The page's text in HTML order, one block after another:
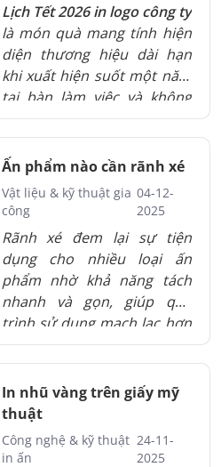
Lịch Tết 2026 in logo công ty
là món quà mang tính hiện
diện thương hiệu dài hạn
khi xuất hiện suốt một năm
tại bàn làm việc và không
gian sống. Đây là sản phẩm
tạo thiện cảm tự nhiên mà
không gây cảm giác quảng
cáo. Doanh nghiệp có thể
tùy biến thiết kế, chất liệu và
kiểu dáng để thích hợp với
từng nhóm khách hàng.
Những ưu điểm này khiến
lịch Tết trở thành kênh lan
tỏa hình ảnh ổn định và tiết
kiệm.
Ấn phẩm nào cần rãnh xé
Vật liệu & kỹ thuật gia
công
04-12-
2025
Rãnh xé đem lại sự tiện
dụng cho nhiều loại ấn
phẩm nhờ khả năng tách
nhanh và gọn, giúp quá
trình sử dụng mạch lạc hơn
và hạn chế lỗi thao tác. Việc
nhận diện nhóm ấn phẩm
phù hợp với rãnh xé giúp tối
ưu trải nghiệm cho cả
doanh nghiệp lẫn người
dùng cuối.
In nhũ vàng trên giấy mỹ
thuật
Công nghệ & kỹ thuật
in ấn
24-11-
2025